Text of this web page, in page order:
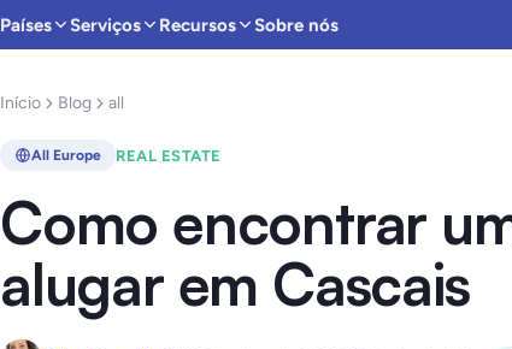
Países Serviços Recursos Sobre nós
Início Blog all
All Europe REAL ESTATE
Como encontrar
alugar em Cascais